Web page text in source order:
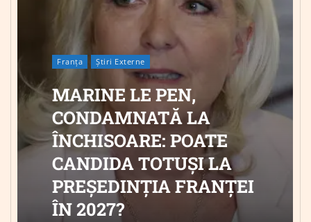
Franța Știri Externe
MARINE LE PEN,
CONDAMNATĂ LA
ÎNCHISOARE: POATE
CANDIDA TOTUȘI LA
PREȘEDINȚIA FRANȚEI
ÎN 2027?